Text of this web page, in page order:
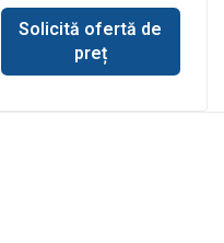
basculare cupa
incarcare
Solicită ofertă de
preț